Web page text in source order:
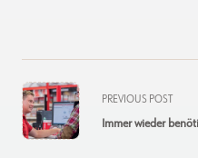
<span
class="nav-
subtitle
PREVIOUS POST
Immer wieder